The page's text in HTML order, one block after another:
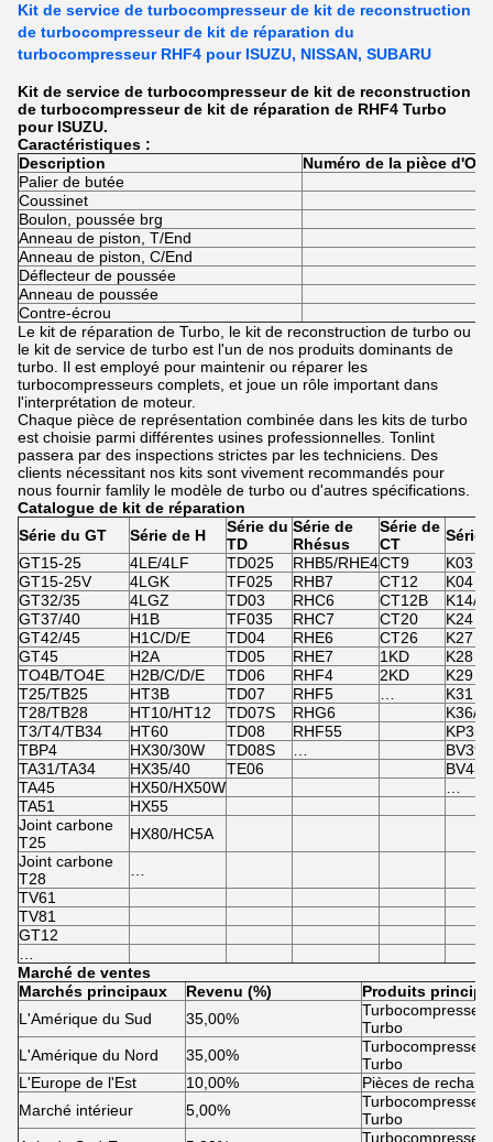
Kit de service de turbocompresseur de kit de reconstruction
de turbocompresseur de kit de réparation du
turbocompresseur RHF4 pour ISUZU, NISSAN, SUBARU
Kit de service de turbocompresseur de kit de reconstruction
de turbocompresseur de kit de réparation de RHF4 Turbo
pour ISUZU.
Caractéristiques :
Description
Numéro de la pièce d'OE
Palier de butée
Coussinet
Boulon, poussée brg
Anneau de piston, T/End
Anneau de piston, C/End
Déflecteur de poussée
Anneau de poussée
Contre-écrou
Le kit de réparation de Turbo, le kit de reconstruction de turbo ou
le kit de service de turbo est l'un de nos produits dominants de
turbo. Il est employé pour maintenir ou réparer les
turbocompresseurs complets, et joue un rôle important dans
l'interprétation de moteur.
Chaque pièce de représentation combinée dans les kits de turbo
est choisie parmi différentes usines professionnelles. Tonlint
passera par des inspections strictes par les techniciens. Des
clients nécessitant nos kits sont vivement recommandés pour
nous fournir famlily le modèle de turbo ou d'autres spécifications.
Catalogue de kit de réparation
Série du GT
Série de H
Série du
TD
Série de
Rhésus
Série de
CT
Série
GT15-25
4LE/4LF TD025 RHB5/RHE4CT9
K03
GT15-25V
4LGK TF025 RHB7 CT12
K04
GT32/35
4LGZ TD03 RHC6 CT12B
K14/
GT37/40
H1B TF035 RHC7 CT20
K24
GT42/45
H1C/D/E TD04 RHE6 CT26
K27
GT45
H2A TD05 RHE7 1KD
K28
TO4B/TO4E
H2B/C/D/E TD06 RHF4 2KD
K29
T25/TB25
HT3B TD07 RHF5
K31
T28/TB28
HT10/HT12 TD07S RHG6
K36/
T3/T4/TB34
HT60 TD08 RHF55
KP35
TBP4
HX30/30W TD08S
BV39/
TA31/TA34
HX35/40 TE06
BV43
TA45
HX50/HX50W
TA51
HX55
Joint carbone
T25
HX80/HC5A
Joint carbone
T28
TV61
TV81
GT12
Marché de ventes
Marchés principaux
Revenu (%)
Produits
L'Amérique du Sud
35,00%
Turbo
L'Amérique du Nord
35,00%
Turbo
L'Europe de l'Est
10,00%
Pièces de
Marché intérieur
5,00%
Turbo